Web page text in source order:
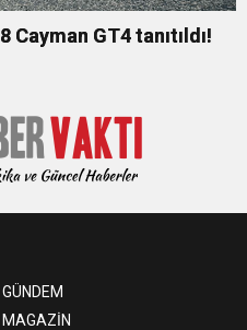
Cayman GT4 tanıtıldı!
GÜNDEM
MAGAZİN